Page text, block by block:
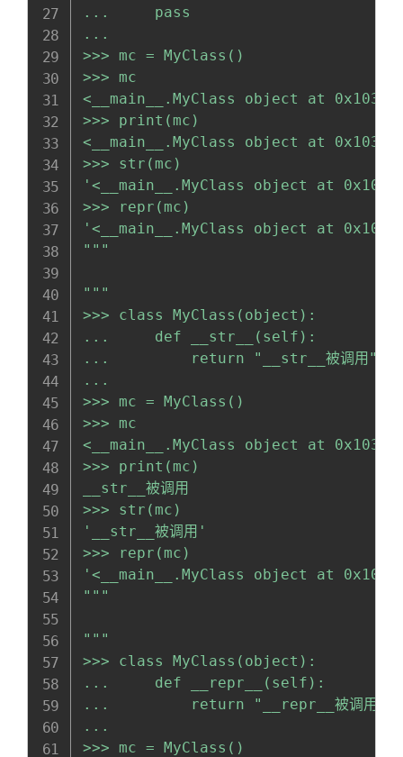
...     pass
...
>>> mc = MyClass()
>>> mc
<__main__.MyClass object at
>>> print(mc)
<__main__.MyClass object at
>>> str(mc)
'<__main__.MyClass object at
>>> repr(mc)
'<__main__.MyClass object at
"""
"""
>>> class MyClass(object):
...     def __str__(self):
...         return "__str__被调用"
...
>>> mc = MyClass()
>>> mc
<__main__.MyClass object at
>>> print(mc)
__str__被调用
>>> str(mc)
'__str__被调用'
>>> repr(mc)
'<__main__.MyClass object at
"""
"""
>>> class MyClass(object):
...     def __repr__(self):
...         return "__repr__被调用"
...
>>> mc = MyClass()